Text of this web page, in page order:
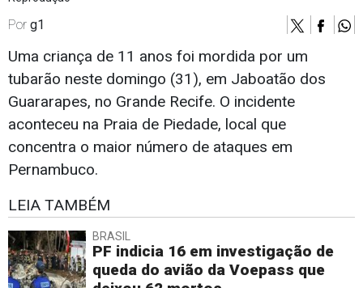
Por g1
Uma criança de 11 anos foi mordida por um
tubarão neste domingo (31), em Jaboatão dos
Guararapes, no Grande Recife. O incidente
aconteceu na Praia de Piedade, local que
concentra o maior número de ataques em
Pernambuco.
LEIA TAMBÉM
BRASIL
PF indicia 16 em investigação de
queda do avião da Voepass que